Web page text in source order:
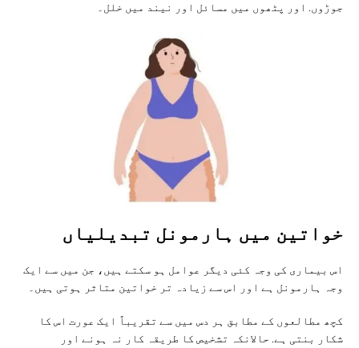
جوڑوں. اور پٹھوں میں مسائل اور نیند میں خلل۔
خواتین میں ہارمونل تبدیلیاں
اس بیماری کی وجہ کئی دیگر عوامل ہو سکتے ہیں، جن میں سے ایک
وجہ ہارمونل ہے اور اس سے زیادہ تر خواتین متاثر ہوتی ہیں۔
کچھ مطالعوں کے مطابق ہر دس میں سے تقریباً ایک عورت اس کا
شکار بنتی ہے. حالانکہ تشخیص کا طریقہ کار نہ ہونے اور